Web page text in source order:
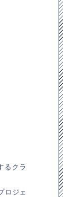
るクラ
ロジェ